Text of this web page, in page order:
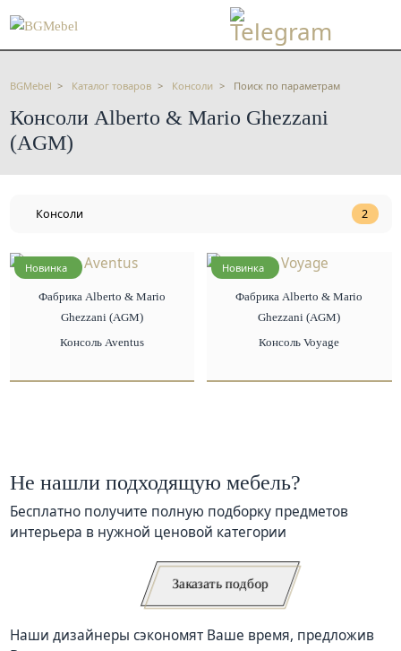
BGMebel Каталог товаров Консоли Поиск по параметрам
Консоли Alberto & Mario Ghezzani
(AGM)
Консоли 2
Фабрика Alberto & Mario
Ghezzani (AGM)
Консоль Aventus
Новинка
Фабрика Alberto & Mario
Ghezzani (AGM)
Консоль Voyage
Новинка
Не нашли подходящую мебель?
Бесплатно получите полную подборку предметов
интерьера в нужной ценовой категории
Заказать подбор
Наши дизайнеры сэкономят Ваше время, предложив